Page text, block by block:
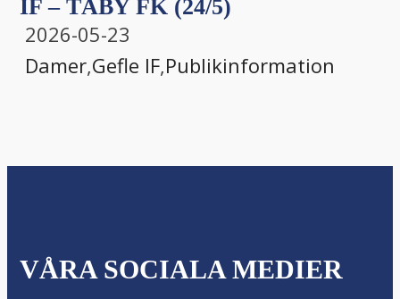
IF – TÄBY FK (24/5)
2026-05-23
Damer,Gefle IF,Publikinformation
VÅRA SOCIALA MEDIER